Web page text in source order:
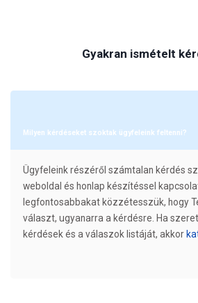
Gyakran ismételt
Milyen kérdéseket szoktak ügyfeleink feltenni?
Ügyfeleink részéről számtalan kérdés
weboldal és honlap készítéssel
legfontosabbakat közzétesszük, hogy
választ, ugyanarra a kérdésre. Ha
kérdések és a válaszok listáját, akkor